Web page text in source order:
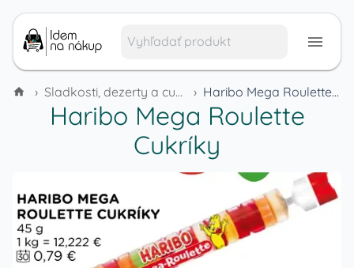
› Sladkosti, dezerty a cukrovinky › Haribo Mega Roulette Cukríky
Haribo Mega Roulette
Cukríky